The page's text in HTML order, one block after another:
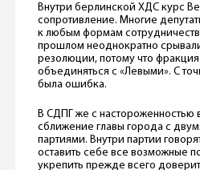
Внутри берлинской ХДС курс
сопротивление. Многие
к любым формам
прошлом неоднократно
резолюции, потому что
объединяться с «Левыми». С
была ошибка.
В СДПГ же с настороженностью
сближение главы города с
партиями. Внутри партии
оставить себе все возможные
укрепить прежде всего